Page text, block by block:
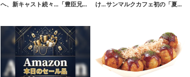
へ、新キャスト続々…「豊臣兄
け…サンマルクカフェ初の「夏福